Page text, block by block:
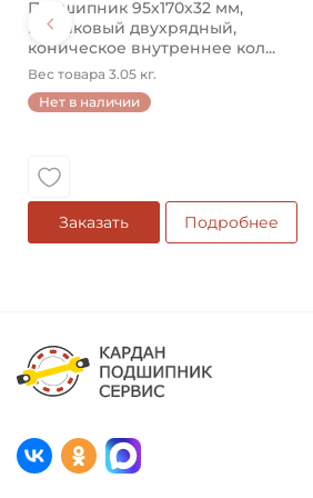
Подшипник 95х170х32 мм,
шариковый двухрядный,
коническое внутреннее кол...
Вес товара 3.05 кг.
Нет в наличии
Заказать Подробнее